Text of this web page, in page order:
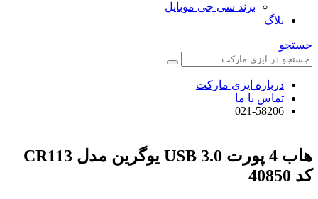
برند سی جی موبایل
بلاگ
جستجو
درباره ایزی مارکت
تماس با ما
021-58206
هاب 4 پورت USB 3.0 یوگرین مدل CR113
کد 40850